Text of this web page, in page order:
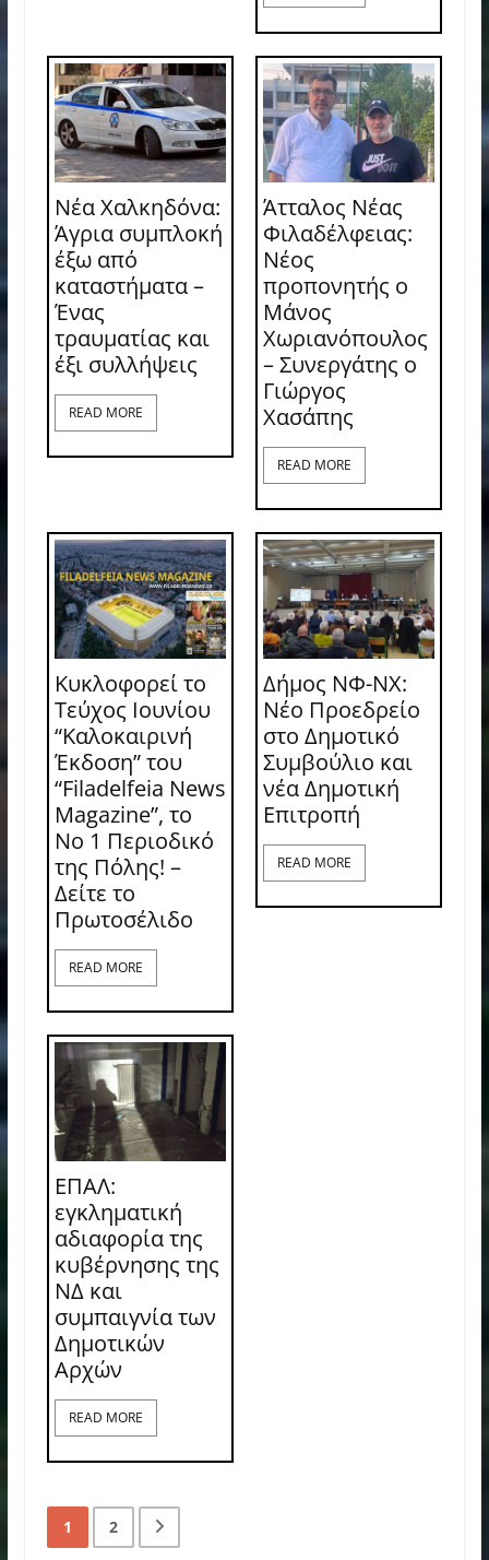
Νέα Χαλκηδόνα:
Άγρια συμπλοκή
έξω από
καταστήματα –
Ένας
τραυματίας και
έξι συλλήψεις
READ MORE
Άτταλος Νέας
Φιλαδέλφειας:
Νέος
προπονητής ο
Μάνος
Χωριανόπουλος
– Συνεργάτης ο
Γιώργος
Χασάπης
READ MORE
Κυκλοφορεί το
Τεύχος Ιουνίου
“Καλοκαιρινή
Έκδοση” του
“Filadelfeia News
Magazine”, το
Νο 1 Περιοδικό
της Πόλης! –
Δείτε το
Πρωτοσέλιδο
READ MORE
Δήμος ΝΦ-ΝΧ:
Νέο Προεδρείο
στο Δημοτικό
Συμβούλιο και
νέα Δημοτική
Επιτροπή
READ MORE
ΕΠΑΛ:
εγκληματική
αδιαφορία της
κυβέρνησης της
ΝΔ και
συμπαιγνία των
Δημοτικών
Αρχών
READ MORE
1 2